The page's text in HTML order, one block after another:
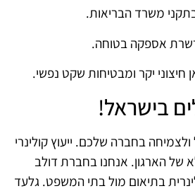
משרד הבריאות.
אספקה בטוחה.
חיצוני יקר ומבטיחות שקט נפשי.
בישראל!
בחברה שלכם. ייעוץ קולינרי
של הארגון. אנחנו בחברת דולב
בתיאום מול בתי המשפט. גלעד